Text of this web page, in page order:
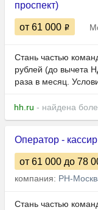
проспект)
от 61 000
Стань частью
рублей (до вычета
раза в месяц.
hh.ru - найдена
Оператор -
от 61 000 до 78
компания: РН-
Стань частью